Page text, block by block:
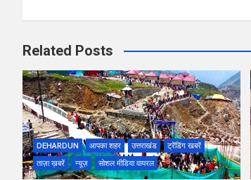
Related Posts
DEHARDUN आपका शहर उत्तराखंड
ट्रेंडिंग खबरें
ताज़ा ख़बरें
न्यूज़ सोशल मीडिया वायरल